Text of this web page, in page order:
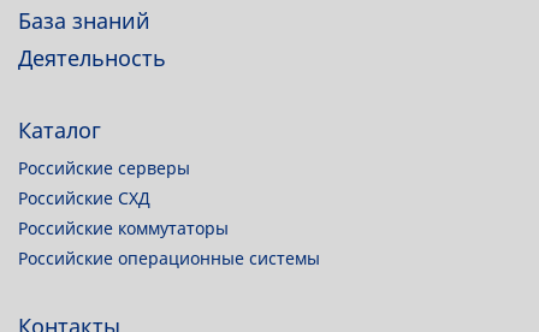
База знаний
Деятельность
Каталог
Российские серверы
Российские СХД
Российские коммутаторы
Российские операционные системы